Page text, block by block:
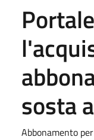
sosta
Abbonamento